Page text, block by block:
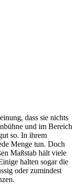
dass sie nichts
und im Bereich
so. In ihrem
Menge tun. Doch
Maßstab hält viele
halten sogar die
oder zumindest